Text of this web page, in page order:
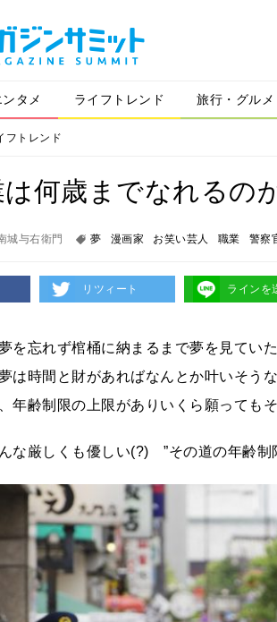
ンタメ ライフトレンド 旅行・グルメ
フトレンド
は何歳までなれるの
城与右衛門 夢 漫画家 お笑い芸人 職業 警察
リツィート ラインを
を忘れず棺桶に納まるまで夢を見てい
は時間と財があればなんとか叶いそう
年齢制限の上限がありいくら願っても
な厳しくも優しい(?) ”その道の年齢制